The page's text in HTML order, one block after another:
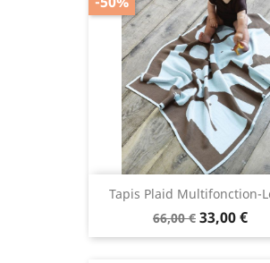
Tapis Plaid Multifonction-
66,00 € 33,00 €